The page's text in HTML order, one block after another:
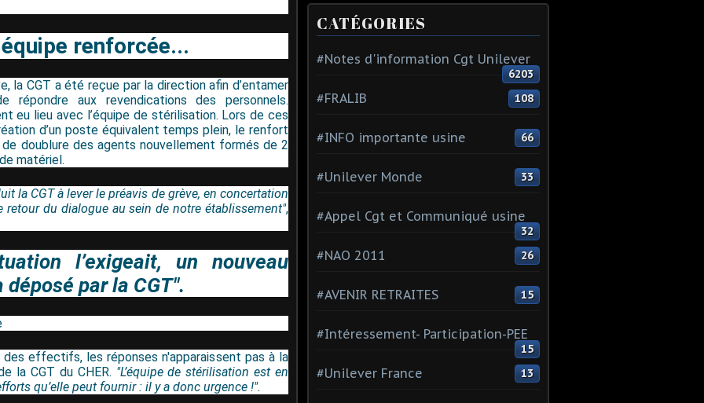
renforcée...
la CGT a été reçue par la direction afin d’entamer
répondre aux revendications des personnels.
eu lieu avec l’équipe de stérilisation. Lors de ces
d’un poste équivalent temps plein, le renfort
de doublure des agents nouvellement formés de 2
matériel.
la CGT à lever le préavis de grève, en concertation
du dialogue au sein de notre établissement",
l’exigeait, un nouveau
par la CGT".
des effectifs, les réponses n'apparaissent pas à la
la CGT du CHER. "L’équipe de stérilisation est en
qu’elle peut fournir : il y a donc urgence !".
CATÉGORIES
#Notes d'information Cgt Unilever
6203
#FRALIB 108
#INFO importante usine 66
#Unilever Monde 33
#Appel Cgt et Communiqué usine
32
#NAO 2011 26
#AVENIR RETRAITES 15
#Intéressement- Participation-PEE
15
#Unilever France 13